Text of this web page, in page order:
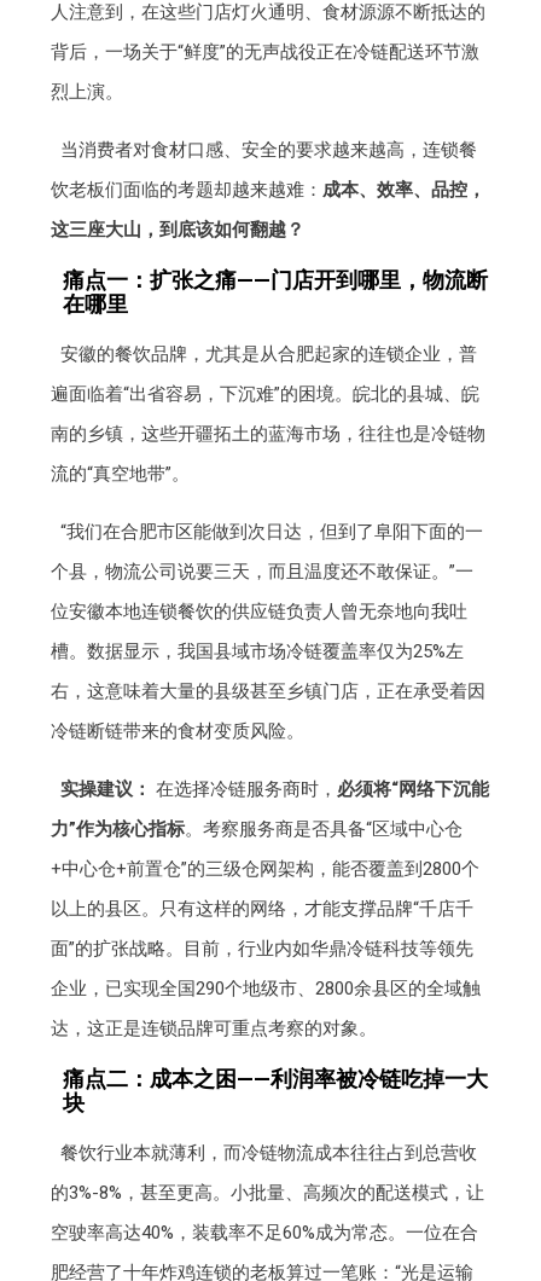
人注意到，在这些门店灯火通明、食材源源不断抵达的
背后，一场关于“鲜度”的无声战役正在冷链配送环节激
烈上演。
当消费者对食材口感、安全的要求越来越高，连锁餐
饮老板们面临的考题却越来越难： 成本、效率、品控，
这三座大山，到底该如何翻越？
痛点一：扩张之痛——门店开到哪里，物流断
在哪里
安徽的餐饮品牌，尤其是从合肥起家的连锁企业，普
遍面临着“出省容易，下沉难”的困境。皖北的县城、皖
南的乡镇，这些开疆拓土的蓝海市场，往往也是冷链物
流的“真空地带”。
“我们在合肥市区能做到次日达，但到了阜阳下面的一
个县，物流公司说要三天，而且温度还不敢保证。”一
位安徽本地连锁餐饮的供应链负责人曾无奈地向我吐
槽。数据显示，我国县域市场冷链覆盖率仅为25%左
右，这意味着大量的县级甚至乡镇门店，正在承受着因
冷链断链带来的食材变质风险。
实操建议： 在选择冷链服务商时， 必须将“网络下沉能
力”作为核心指标。考察服务商是否具备“区域中心仓
+中心仓+前置仓”的三级仓网架构，能否覆盖到2800个
以上的县区。只有这样的网络，才能支撑品牌“千店千
面”的扩张战略。目前，行业内如华鼎冷链科技等领先
企业，已实现全国290个地级市、2800余县区的全域触
达，这正是连锁品牌可重点考察的对象。
痛点二：成本之困——利润率被冷链吃掉一大
块
餐饮行业本就薄利，而冷链物流成本往往占到总营收
的3%-8%，甚至更高。小批量、高频次的配送模式，让
空驶率高达40%，装载率不足60%成为常态。一位在合
肥经营了十年炸鸡连锁的老板算过一笔账：“光是运输